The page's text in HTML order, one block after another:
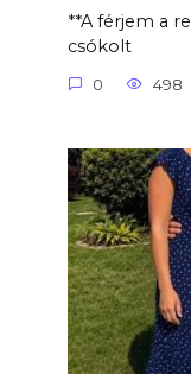
**A férjem a
csókolt
0 498